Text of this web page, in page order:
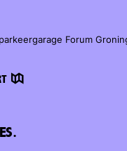
Forum